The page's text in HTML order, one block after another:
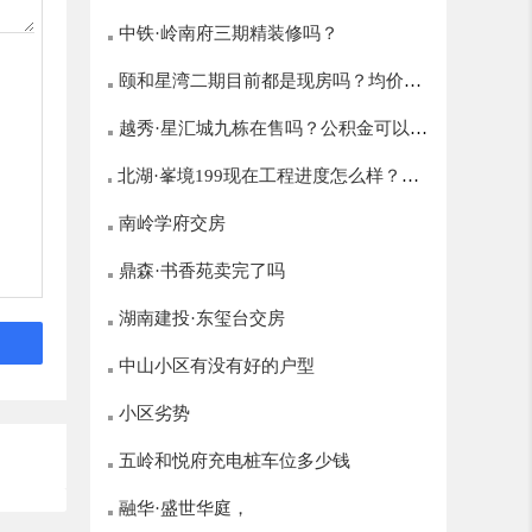
中铁·岭南府三期精装修吗？
颐和星湾二期目前都是现房吗？均价多
少？
越秀·星汇城九栋在售吗？公积金可以贷
多少？
北湖·峯境199现在工程进度怎么样？什
么时候开盘？
南岭学府交房
鼎森·书香苑卖完了吗
湖南建投·东玺台交房
中山小区有没有好的户型
小区劣势
五岭和悦府充电桩车位多少钱
融华·盛世华庭，